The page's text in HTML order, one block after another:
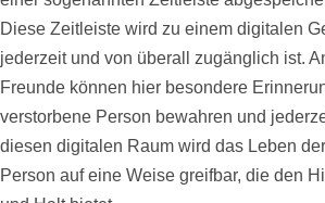
Diese Zeitleiste wird zu einem digitalen
jederzeit und von überall zugänglich ist.
Freunde können hier besondere
verstorbene Person bewahren und
diesen digitalen Raum wird das Leben
Person auf eine Weise greifbar, die den